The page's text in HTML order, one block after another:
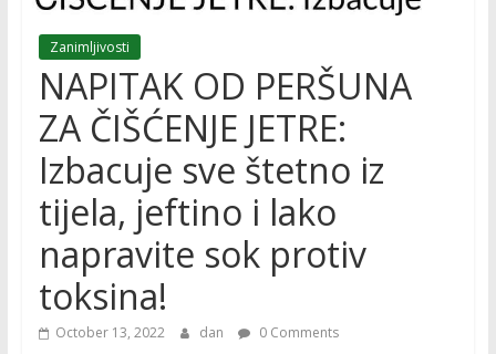
Zanimljivosti
NAPITAK OD PERŠUNA
ZA ČIŠĆENJE JETRE:
Izbacuje sve štetno iz
tijela, jeftino i lako
napravite sok protiv
toksina!
October 13, 2022 dan 0 Comments